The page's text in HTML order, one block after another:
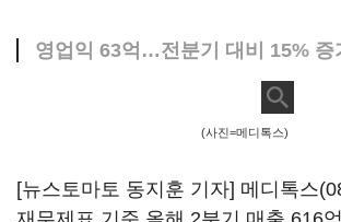
영업익 63억…전분기 대비 15% 증
(사진=메디톡스)
[뉴스토마토 동지훈 기자] 메디톡스